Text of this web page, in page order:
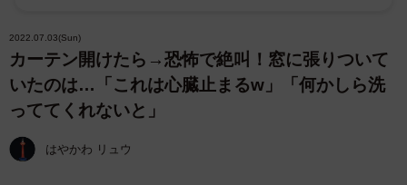
2022.07.03(Sun)
カーテン開けたら→恐怖で絶叫！窓に張りついて
いたのは…「これは心臓止まるw」「何かしら洗
っててくれないと」
はやかわ リュウ